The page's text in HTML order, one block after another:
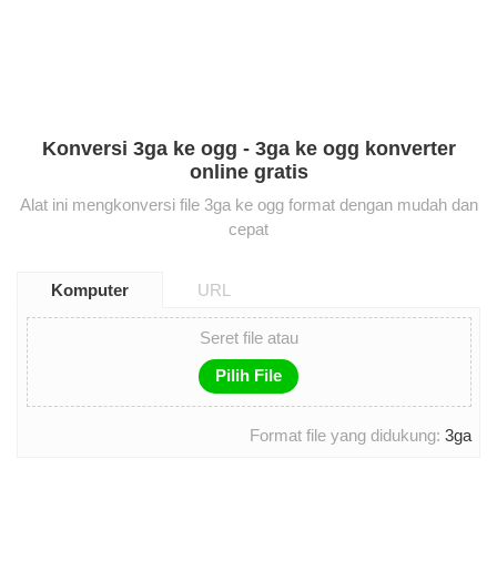
Konversi 3ga ke ogg - 3ga ke ogg konverter
online gratis
Alat ini mengkonversi file 3ga ke ogg format dengan mudah dan
cepat
Komputer URL
Seret file atau
Pilih File
Format file yang didukung: 3ga